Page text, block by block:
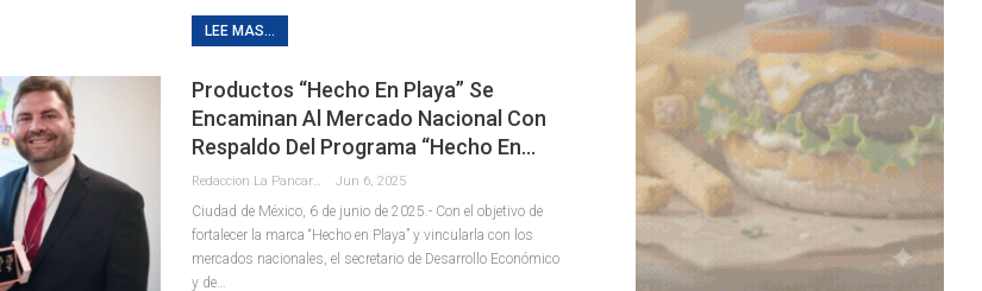
LEE MAS...
Productos “Hecho En Playa” Se
Encaminan Al Mercado Nacional Con
Respaldo Del Programa “Hecho En…
Jun 6, 2025
Ciudad de México, 6 de junio de 2025.- Con el objetivo de
fortalecer la marca “Hecho en Playa” y vincularla con los
mercados nacionales, el secretario de Desarrollo Económico
y de